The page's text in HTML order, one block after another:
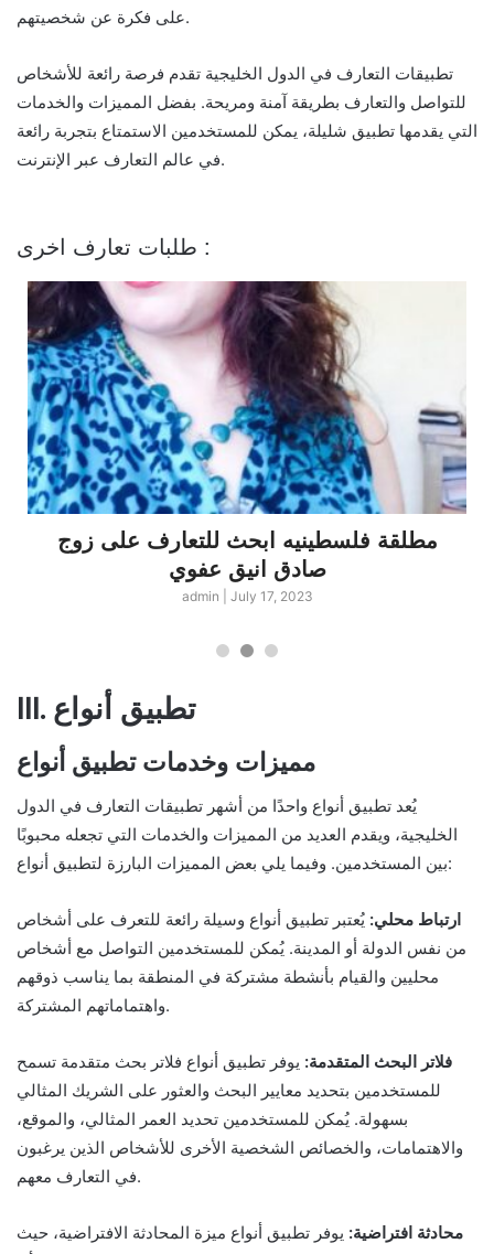
على فكرة عن شخصيتهم.
تطبيقات التعارف في الدول الخليجية تقدم فرصة رائعة للأشخاص
للتواصل والتعارف بطريقة آمنة ومريحة. بفضل المميزات والخدمات
التي يقدمها تطبيق شليلة، يمكن للمستخدمين الاستمتاع بتجربة رائعة
في عالم التعارف عبر الإنترنت.
طلبات تعارف اخرى :
مطلقة فلسطينيه ابحث للتعارف على زوج
صادق انيق عفوي
admin July 17, 2023
III. تطبيق أنواع
مميزات وخدمات تطبيق أنواع
يُعد تطبيق أنواع واحدًا من أشهر تطبيقات التعارف في الدول
الخليجية، ويقدم العديد من المميزات والخدمات التي تجعله محبوبًا
بين المستخدمين. وفيما يلي بعض المميزات البارزة لتطبيق أنواع:
ارتباط محلي: يُعتبر تطبيق أنواع وسيلة رائعة للتعرف على أشخاص
من نفس الدولة أو المدينة. يُمكن للمستخدمين التواصل مع أشخاص
محليين والقيام بأنشطة مشتركة في المنطقة بما يناسب ذوقهم
واهتماماتهم المشتركة.
فلاتر البحث المتقدمة: يوفر تطبيق أنواع فلاتر بحث متقدمة تسمح
للمستخدمين بتحديد معايير البحث والعثور على الشريك المثالي
بسهولة. يُمكن للمستخدمين تحديد العمر المثالي، والموقع،
والاهتمامات، والخصائص الشخصية الأخرى للأشخاص الذين يرغبون
في التعارف معهم.
محادثة افتراضية: يوفر تطبيق أنواع ميزة المحادثة الافتراضية، حيث